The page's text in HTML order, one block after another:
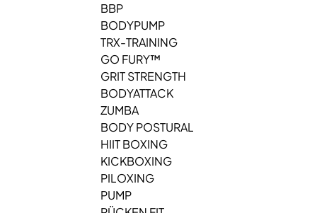
BBP
BODYPUMP
TRX-TRAINING
GO FURY™
GRIT STRENGTH
BODYATTACK
ZUMBA
BODY POSTURAL
HIIT BOXING
KICKBOXING
PILOXING
PUMP